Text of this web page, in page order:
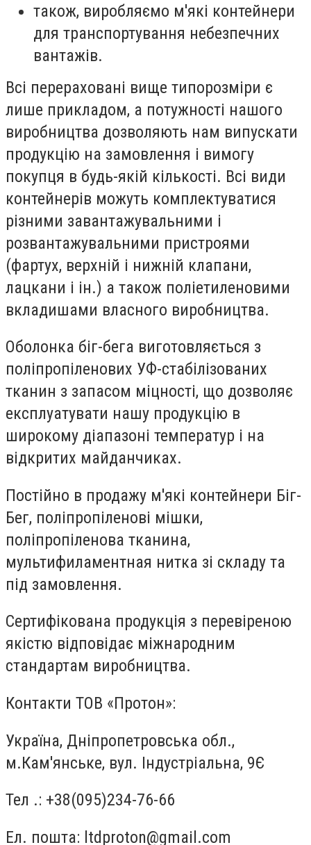
також, виробляємо м'які контейнери
для транспортування небезпечних
вантажів.
Всі перераховані вище типорозміри є
лише прикладом, а потужності нашого
виробництва дозволяють нам випускати
продукцію на замовлення і вимогу
покупця в будь-якій кількості. Всі види
контейнерів можуть комплектуватися
різними завантажувальними і
розвантажувальними пристроями
(фартух, верхній і нижній клапани,
лацкани і ін.) а також поліетиленовими
вкладишами власного виробництва.
Оболонка біг-бега виготовляється з
поліпропіленових УФ-стабілізованих
тканин з запасом міцності, що дозволяє
експлуатувати нашу продукцію в
широкому діапазоні температур і на
відкритих майданчиках.
Постійно в продажу м'які контейнери Біг-
Бег, поліпропіленові мішки,
поліпропіленова тканина,
мультифиламентная нитка зі складу та
під замовлення.
Сертифікована продукція з перевіреною
якістю відповідає міжнародним
стандартам виробництва.
Контакти ТОВ «Протон»:
Україна, Дніпропетровська обл.,
м.Кам'янське, вул. Індустріальна, 9Є
Тел .: +38(095)234-76-66
Ел. пошта: ltdproton@gmail.com